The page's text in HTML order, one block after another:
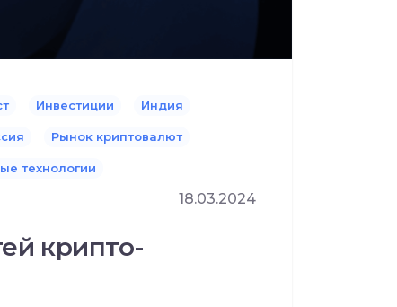
Инвестиции Индия
Рынок криптовалют
технологии
18.03.2024
крипто-